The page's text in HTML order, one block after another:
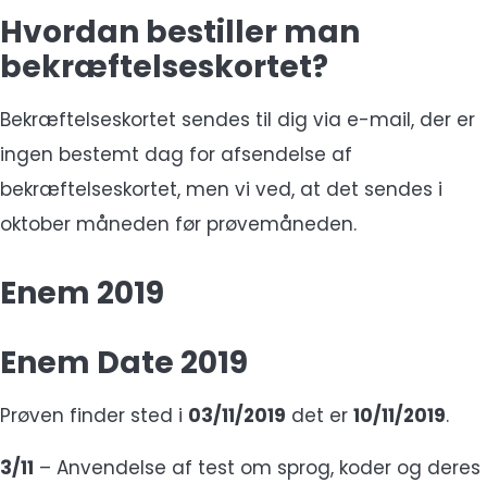
Hvordan bestiller man
bekræftelseskortet?
Bekræftelseskortet sendes til dig via e-mail, der er
ingen bestemt dag for afsendelse af
bekræftelseskortet, men vi ved, at det sendes i
oktober måneden før prøvemåneden.
Enem 2019
Enem Date 2019
Prøven finder sted i 03/11/2019 det er 10/11/2019.
3/11 – Anvendelse af test om sprog, koder og deres